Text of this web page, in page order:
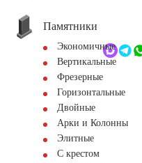
+7 (495) 518-44-23
Обратный звонок
Памятники
Экономичные
Вертикальные
Фрезерные
Горизонтальные
Двойные
Арки и Колонны
Элитные
С крестом